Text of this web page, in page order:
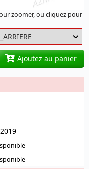
zoomer, ou cliquez pour
Ajoutez au panier
2019